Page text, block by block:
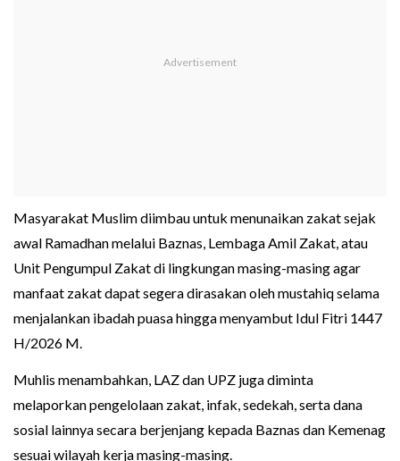
Masyarakat Muslim diimbau untuk menunaikan zakat sejak
awal Ramadhan melalui Baznas, Lembaga Amil Zakat, atau
Unit Pengumpul Zakat di lingkungan masing-masing agar
manfaat zakat dapat segera dirasakan oleh mustahiq selama
menjalankan ibadah puasa hingga menyambut Idul Fitri 1447
H/2026 M.
Muhlis menambahkan, LAZ dan UPZ juga diminta
melaporkan pengelolaan zakat, infak, sedekah, serta dana
sosial lainnya secara berjenjang kepada Baznas dan Kemenag
sesuai wilayah kerja masing-masing.